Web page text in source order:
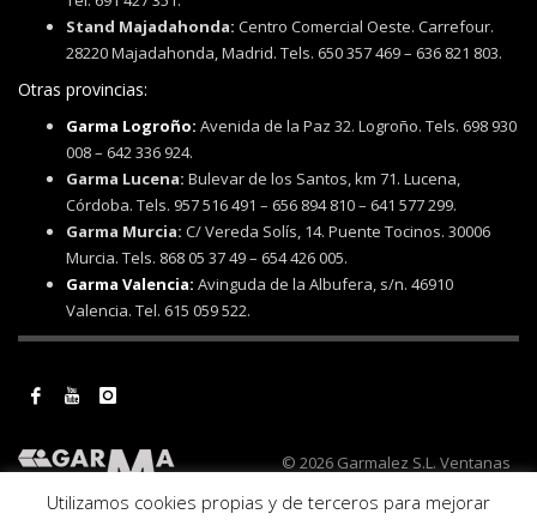
Stand Majadahonda: Centro Comercial Oeste. Carrefour.
28220 Majadahonda, Madrid. Tels. 650 357 469 – 636 821 803.
Otras provincias:
Garma Logroño: Avenida de la Paz 32. Logroño. Tels. 698 930
008 – 642 336 924.
Garma Lucena: Bulevar de los Santos, km 71. Lucena,
Córdoba. Tels. 957 516 491 – 656 894 810 – 641 577 299.
Garma Murcia: C/ Vereda Solís, 14. Puente Tocinos. 30006
Murcia. Tels. 868 05 37 49 – 654 426 005.
Garma Valencia: Avinguda de la Albufera, s/n. 46910
Valencia. Tel. 615 059 522.
© 2026 Garmalez S.L. Ventanas
de reformas. Ventanas de PVC Ecoven Plus.Aviso legal y política de
Utilizamos cookies propias y de terceros para mejorar